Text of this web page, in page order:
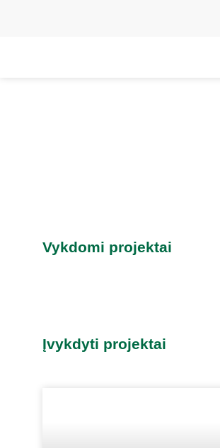
Vykdomi projektai
Įvykdyti projektai